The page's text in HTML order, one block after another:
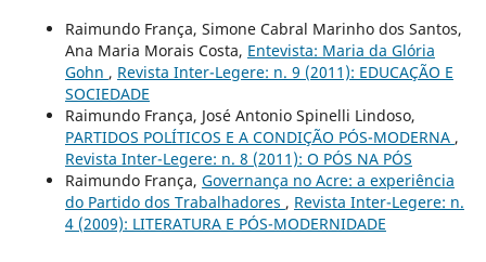
Raimundo França, Simone Cabral Marinho dos Santos,
Ana Maria Morais Costa, Entevista: Maria da Glória
Gohn , Revista Inter-Legere: n. 9 (2011): EDUCAÇÃO E
SOCIEDADE
Raimundo França, José Antonio Spinelli Lindoso,
PARTIDOS POLÍTICOS E A CONDIÇÃO PÓS-MODERNA ,
Revista Inter-Legere: n. 8 (2011): O PÓS NA PÓS
Raimundo França, Governança no Acre: a experiência
do Partido dos Trabalhadores , Revista Inter-Legere: n.
4 (2009): LITERATURA E PÓS-MODERNIDADE